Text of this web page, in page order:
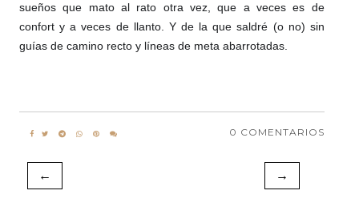
sueños que mato al rato otra vez, que a veces es de
confort y a veces de llanto. Y de la que saldré (o no) sin
guías de camino recto y líneas de meta abarrotadas.
0 COMENTARIOS
← →